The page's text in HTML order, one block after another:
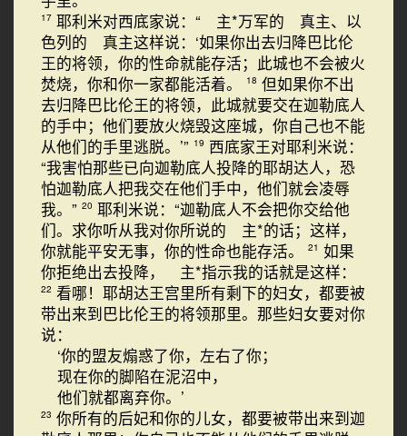
17 耶利米对西底家说：“ 主*万军的 真主、以
色列的 真主这样说：‘如果你出去归降巴比伦
王的将领，你的性命就能存活；此城也不会被火
焚烧，你和你一家都能活着。
18 但如果你不出
去归降巴比伦王的将领，此城就要交在迦勒底人
的手中；他们要放火烧毁这座城，你自己也不能
从他们的手里逃脱。’” 19 西底家王对耶利米说：
“我害怕那些已向迦勒底人投降的耶胡达人，恐
怕迦勒底人把我交在他们手中，他们就会凌辱
我。” 20 耶利米说：“迦勒底人不会把你交给他
们。求你听从我对你所说的 主*的话；这样，
你就能平安无事，你的性命也能存活。
21 如果
你拒绝出去投降， 主*指示我的话就是这样：
22 看哪！耶胡达王宫里所有剩下的妇女，都要被
带出来到巴比伦王的将领那里。那些妇女要对你
说：
‘你的盟友煽惑了你，左右了你；
现在你的脚陷在泥沼中，
他们就都离弃你。’
23 你所有的后妃和你的儿女，都要被带出来到迦